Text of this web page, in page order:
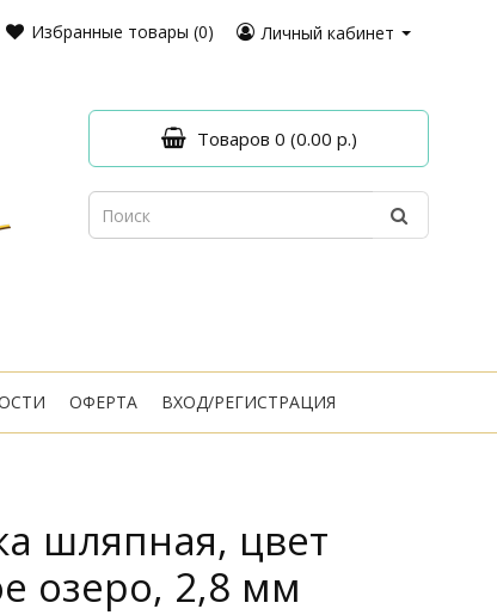
Избранные товары (0) Личный кабинет
Товаров 0 (0.00 р.)
ОФЕРТА ВХОД/РЕГИСТРАЦИЯ
шляпная, цвет
озеро, 2,8 мм